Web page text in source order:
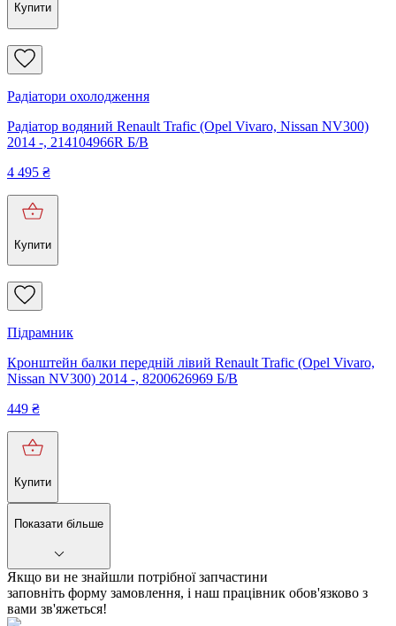
Купити
Радіатори охолодження
Радіатор водяний Renault Trafic (Opel Vivaro, Nissan NV300)
2014 -, 214104966R Б/В
4 495 ₴
Купити
Підрамник
Кронштейн балки передній лівий Renault Trafic (Opel Vivaro,
Nissan NV300) 2014 -, 8200626969 Б/В
449 ₴
Купити
Показати більше
Якщо ви не знайшли потрібної запчастини
заповніть форму замовлення, і наш працівник обов'язково з
вами зв'яжеться!